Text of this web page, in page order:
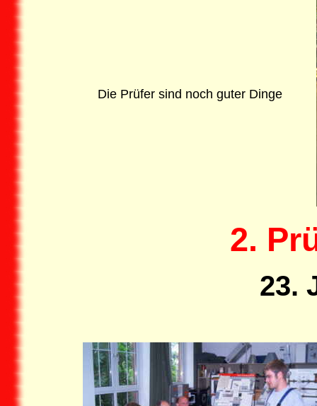
Die Prüfer sind noch guter Dinge
2.
23.